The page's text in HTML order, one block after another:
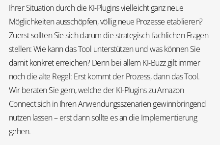
Ihrer Situation durch die KI-Plugins vielleicht ganz neue
Möglichkeiten ausschöpfen, völlig neue Prozesse etablieren?
Zuerst sollten Sie sich darum die strategisch-fachlichen Fragen
stellen: Wie kann das Tool unterstützen und was können Sie
damit konkret erreichen? Denn bei allem KI-Buzz gilt immer
noch die alte Regel: Erst kommt der Prozess, dann das Tool.
Wir beraten Sie gern, welche der KI-Plugins zu Amazon
Connect sich in Ihren Anwendungsszenarien gewinnbringend
nutzen lassen – erst dann sollte es an die Implementierung
gehen.